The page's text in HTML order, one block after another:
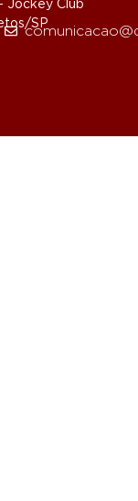
Jockey Club
SP